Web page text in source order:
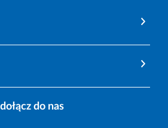
dołącz do nas